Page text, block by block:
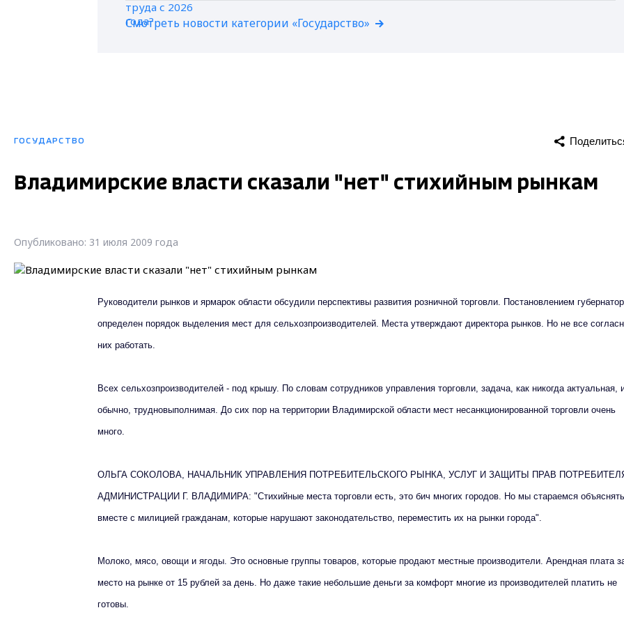
Смотреть новости категории «Государство»
ГОСУДАРСТВО
Владимирские власти сказали "нет" стихийным рынкам
Опубликовано: 31 июля 2009 года
Руководители рынков и ярмарок области обсудили перспективы развития розничной торговли. Постановлением
определен порядок выделения мест для сельхозпроизводителей. Места утверждают директора рынков. Но не все
них работать.
Всех сельхозпроизводителей - под крышу. По словам сотрудников управления торговли, задача, как никогда актуальная,
обычно, трудновыполнимая. До сих пор на территории Владимирской области мест несанкционированной торговли очень
много.
ОЛЬГА СОКОЛОВА, НАЧАЛЬНИК УПРАВЛЕНИЯ ПОТРЕБИТЕЛЬСКОГО РЫНКА, УСЛУГ И ЗАЩИТЫ ПРАВ
АДМИНИСТРАЦИИ Г. ВЛАДИМИРА: "Стихийные места торговли есть, это бич многих городов. Но мы стараемся объяснять
вместе с милицией гражданам, которые нарушают законодательство, переместить их на рынки города".
Молоко, мясо, овощи и ягоды. Это основные группы товаров, которые продают местные производители. Арендная плата
место на рынке от 15 рублей за день. Но даже такие небольшие деньги за комфорт многие из производителей платить не
готовы.